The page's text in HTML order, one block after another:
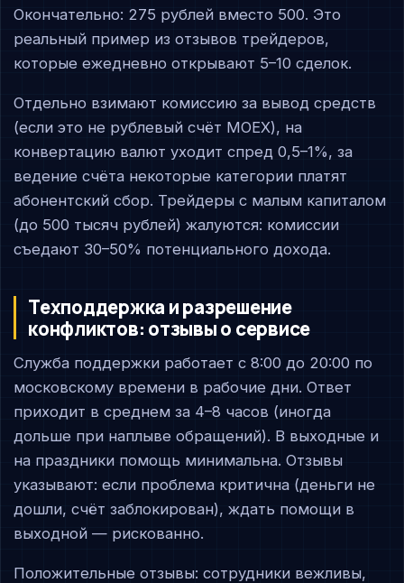
Окончательно: 275 рублей вместо 500. Это
реальный пример из отзывов трейдеров,
которые ежедневно открывают 5–10 сделок.
Отдельно взимают комиссию за вывод средств
(если это не рублевый счёт MOEX), на
конвертацию валют уходит спред 0,5–1%, за
ведение счёта некоторые категории платят
абонентский сбор. Трейдеры с малым капиталом
(до 500 тысяч рублей) жалуются: комиссии
съедают 30–50% потенциального дохода.
Техподдержка и разрешение
конфликтов: отзывы о сервисе
Служба поддержки работает с 8:00 до 20:00 по
московскому времени в рабочие дни. Ответ
приходит в среднем за 4–8 часов (иногда
дольше при наплыве обращений). В выходные и
на праздники помощь минимальна. Отзывы
указывают: если проблема критична (деньги не
дошли, счёт заблокирован), ждать помощи в
выходной — рискованно.
Положительные отзывы: сотрудники вежливы,